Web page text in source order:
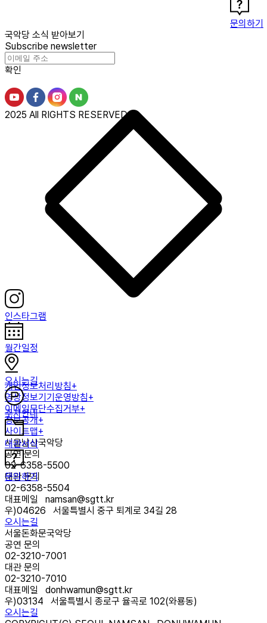
문의하기
인스타그램
월간일정
오시는길
주차안내
대관서식
문의하기
국악당 소식 받아보기
Subscribe newsletter
확인
2025 All RIGHTS RESERVED.
개인정보처리방침+
영상정보기기운영방침+
이메일무단수집거부+
정보공개+
사이트맵+
서울남산국악당
공연 문의
02-6358-5500
대관 문의
02-6358-5504
대표메일 namsan@sgtt.kr
우)04626
서울특별시 중구 퇴계로 34길 28
오시는길
서울돈화문국악당
공연 문의
02-3210-7001
대관 문의
02-3210-7010
대표메일 donhwamun@sgtt.kr
우)03134
서울특별시 종로구 율곡로 102(와룡동)
오시는길